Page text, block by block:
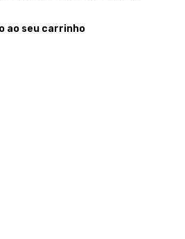
ao seu carrinho